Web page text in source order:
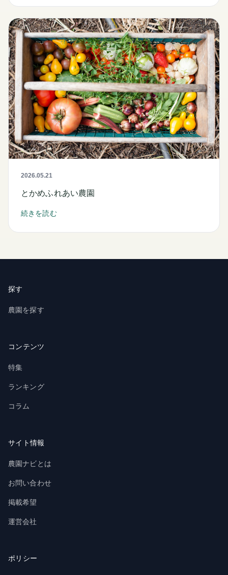
2026.05.21
とかめふれあい農園
続きを読む
探す
農園を探す
コンテンツ
特集
ランキング
コラム
サイト情報
農園ナビとは
お問い合わせ
掲載希望
運営会社
ポリシー